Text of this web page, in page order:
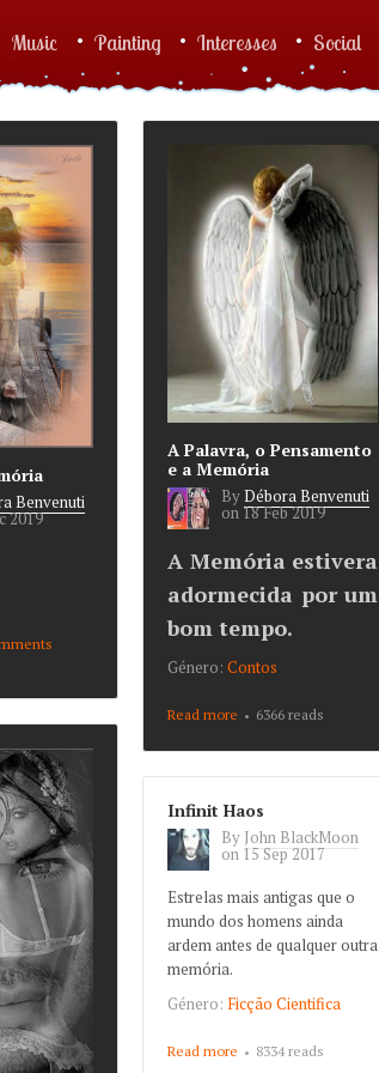
Music Painting Interesses Social
Benvenuti
2019
de
A Palavra, o Pensamento
e a Memória
ByDébora Benvenuti
on 18 Feb 2019
A Memória estivera
adormecida por um
bom tempo.
Género: Contos
Read more about A Palavra, o
Memória
6366 reads
Infinit Haos
By John BlackMoon
on 15 Sep 2017
Estrelas mais antigas que o
mundo dos homens ainda
ardem antes de qualquer outra
memória.
Género: Ficção Cientifica
Read more about Infinit Haos
8334 reads